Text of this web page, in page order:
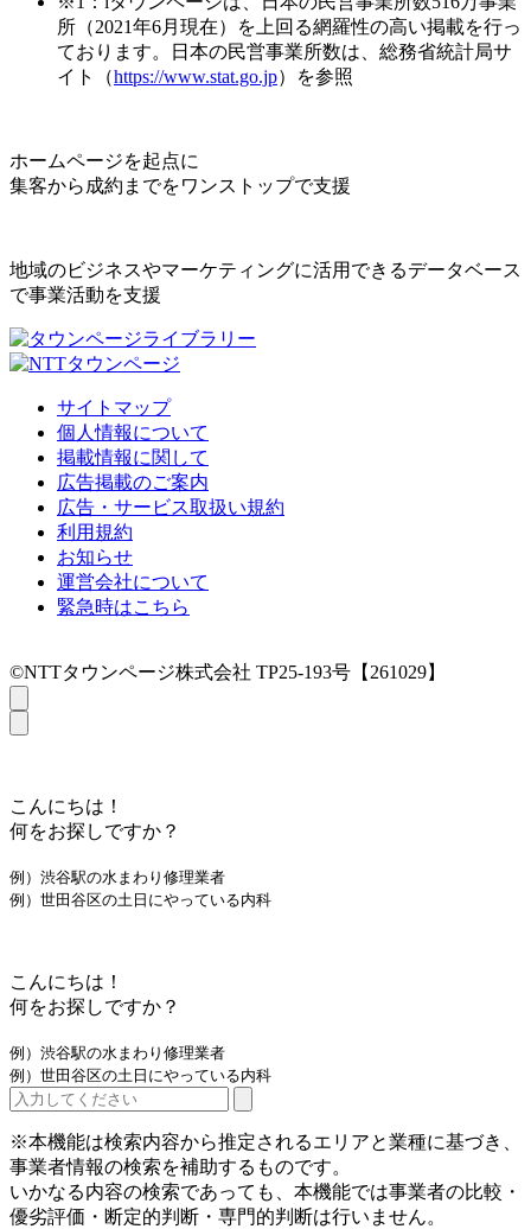
所（2021年6月現在）を上回る網羅性の高い掲載を行っ
ております。日本の民営事業所数は、総務省統計局サ
イト（https://www.stat.go.jp）を参照
ホームページを起点に
集客から成約までをワンストップで支援
地域のビジネスやマーケティングに活用できるデータベース
で事業活動を支援
サイトマップ
個人情報について
掲載情報に関して
広告掲載のご案内
広告・サービス取扱い規約
利用規約
お知らせ
運営会社について
緊急時はこちら
©NTTタウンページ株式会社 TP25-193号【261029】
こんにちは！
何をお探しですか？
例）渋谷駅の水まわり修理業者
例）世田谷区の土日にやっている内科
こんにちは！
何をお探しですか？
例）渋谷駅の水まわり修理業者
例）世田谷区の土日にやっている内科
※本機能は検索内容から推定されるエリアと業種に基づき、
事業者情報の検索を補助するものです。
いかなる内容の検索であっても、本機能では事業者の比較・
優劣評価・断定的判断・専門的判断は行いません。